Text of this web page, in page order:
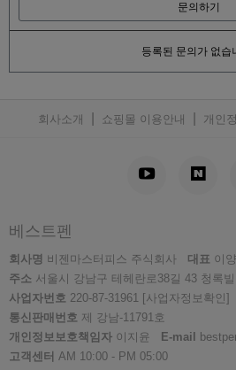
문의하기
등록된 문의가 없습
회사소개 쇼핑몰 이용안내 개인
베스트펜
회사명 비젠마스터피스 주식회사 대표 이
주소 서울시 강남구 테헤란로38길 43 청록
사업자번호 220-87-31961 [사업자정보확인]
통신판매번호 제 강남-11791호
개인정보보호책임자 이지윤 E-mail
고객센터 AM 10:00 - PM 05:00